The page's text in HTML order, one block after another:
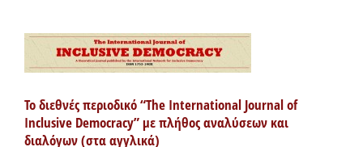
Το διεθνές περιοδικό “The International Journal of
Inclusive Democracy” με πλήθος αναλύσεων και
διαλόγων (στα αγγλικά)